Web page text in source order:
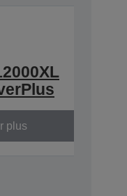
plus